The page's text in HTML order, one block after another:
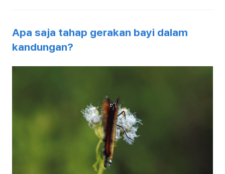
Apa saja tahap gerakan bayi dalam
kandungan?